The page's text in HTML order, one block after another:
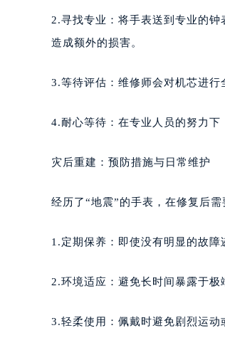
2.寻找专业：将手表送到专业的
造成额外的损害。
3.等待评估：维修师会对机芯进行
4.耐心等待：在专业人员的努力下
灾后重建：预防措施与日常维护
经历了“地震”的手表，在修复后需
1.定期保养：即使没有明显的故障
2.环境适应：避免长时间暴露于极
3.轻柔使用：佩戴时避免剧烈运动